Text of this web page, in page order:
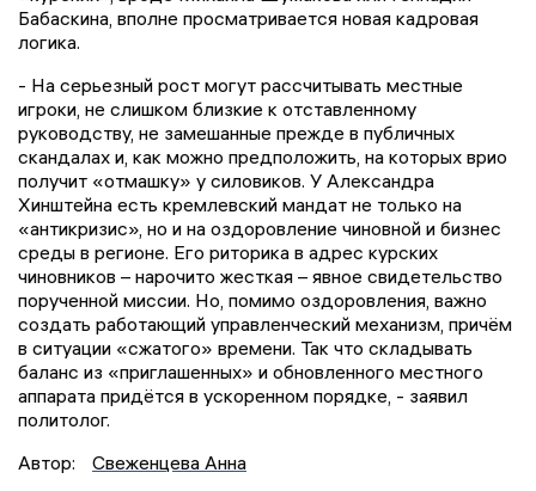
Бабаскина, вполне просматривается новая кадровая
логика.
- На серьезный рост могут рассчитывать местные
игроки, не слишком близкие к отставленному
руководству, не замешанные прежде в публичных
скандалах и, как можно предположить, на которых врио
получит «отмашку» у силовиков. У Александра
Хинштейна есть кремлевский мандат не только на
«антикризис», но и на оздоровление чиновной и бизнес
среды в регионе. Его риторика в адрес курских
чиновников – нарочито жесткая – явное свидетельство
порученной миссии. Но, помимо оздоровления, важно
создать работающий управленческий механизм, причём
в ситуации «сжатого» времени. Так что складывать
баланс из «приглашенных» и обновленного местного
аппарата придётся в ускоренном порядке, - заявил
политолог.
Автор:
Свеженцева Анна